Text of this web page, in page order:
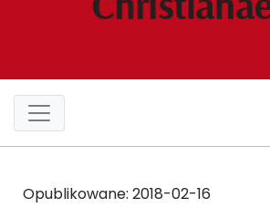
Opublikowane: 2018-02-16